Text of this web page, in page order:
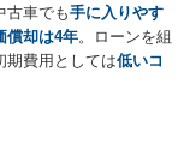
古車でも手に入りやす
償却は4年。ローンを組
期費用としては低いコ